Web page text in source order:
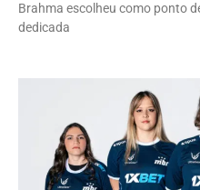
Brahma escolheu como ponto
dedicada